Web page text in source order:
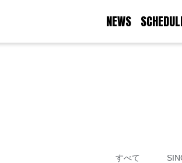
NEWS
すべて